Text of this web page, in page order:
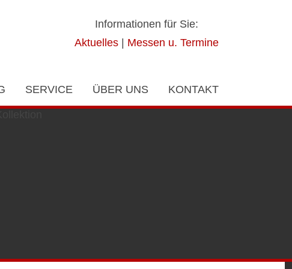
Informationen für Sie:
Aktuelles
Messen u. Termine
SERVICE ÜBER UNS KONTAKT